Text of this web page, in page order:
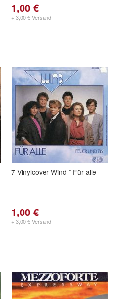
1,00 €
+ 3,00 € Versand
7 Vinylcover Wind * Für alle
1,00 €
+ 3,00 € Versand